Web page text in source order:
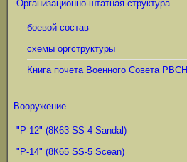
Организационно-штатная структура
боевой состав
схемы оргструктуры
Книга почета Военного Совета РВСН
Вооружение
"Р-12" (8К63 SS-4 Sandal)
"Р-14" (8К65 SS-5 Scean)